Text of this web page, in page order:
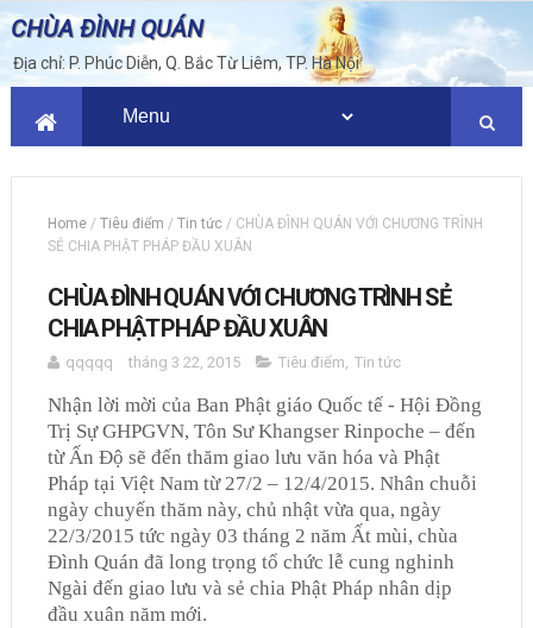
CHÙA ĐÌNH QUÁN
Địa chỉ: P. Phúc Diễn, Q. Bắc Từ Liêm, TP. Hà Nội
Home / Tiêu điểm / Tin tức / CHÙA ĐÌNH QUÁN VỚI CHƯƠNG TRÌNH
SẺ CHIA PHẬT PHÁP ĐẦU XUÂN
CHÙA ĐÌNH QUÁN VỚI CHƯƠNG TRÌNH SẺ
CHIA PHẬT PHÁP ĐẦU XUÂN
qqqqq tháng 3 22, 2015 Tiêu điểm, Tin tức
Nhận lời mời của Ban Phật giáo Quốc tế - Hội Đồng
Trị Sự GHPGVN, Tôn Sư Khangser Rinpoche – đến
từ Ấn Độ sẽ đến thăm giao lưu văn hóa và Phật
Pháp tại Việt Nam từ 27/2 – 12/4/2015. Nhân chuỗi
ngày chuyến thăm này, chủ nhật vừa qua, ngày
22/3/2015 tức ngày 03 tháng 2 năm Ất mùi, chùa
Đình Quán đã long trọng tổ chức lễ cung nghinh
Ngài đến giao lưu và sẻ chia Phật Pháp nhân dịp
đầu xuân năm mới.